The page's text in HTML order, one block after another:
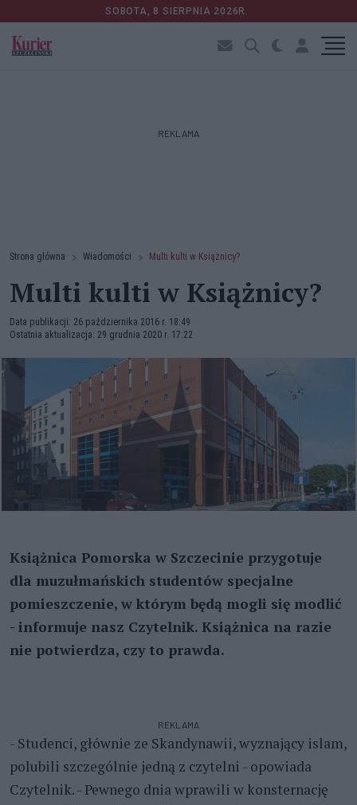
SOBOTA, 8 SIERPNIA 2026R.
REKLAMA
Strona główna Wiadomości Multi kulti w Książnicy?
Multi kulti w Książnicy?
Data publikacji: 26 października 2016 r. 18:49
Ostatnia aktualizacja: 29 grudnia 2020 r. 17:22
Książnica Pomorska w Szczecinie przygotuje
dla muzułmańskich studentów specjalne
pomieszczenie, w którym będą mogli się modlić
- informuje nasz Czytelnik. Książnica na razie
nie potwierdza, czy to prawda.
REKLAMA
- Studenci, głównie ze Skandynawii, wyznający islam,
polubili szczególnie jedną z czytelni - opowiada
Czytelnik. - Pewnego dnia wprawili w konsternację